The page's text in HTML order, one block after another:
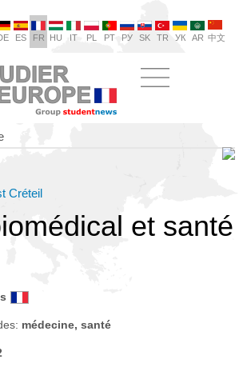
ES FR HU IT PL PT РУ SK TR УК AR 中文
Créteil
et santé
médecine, santé